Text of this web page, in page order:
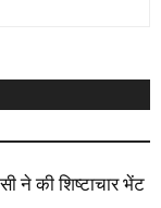
ने की शिष्टाचार भेंट